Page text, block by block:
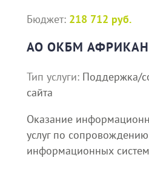
Бюджет: 218 712 руб.
АО ОКБМ
Тип услуги: Поддержка/
сайта
Оказание
услуг по
информационных систем